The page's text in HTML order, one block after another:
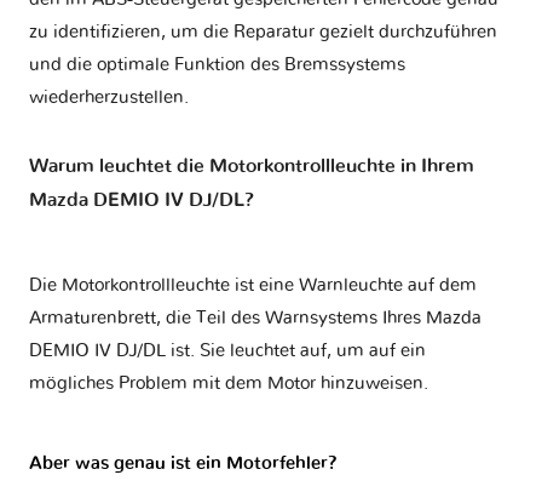
zu identifizieren, um die Reparatur gezielt durchzuführen
und die optimale Funktion des Bremssystems
wiederherzustellen.
Warum leuchtet die Motorkontrollleuchte in Ihrem
Mazda DEMIO IV DJ/DL?
Die Motorkontrollleuchte ist eine Warnleuchte auf dem
Armaturenbrett, die Teil des Warnsystems Ihres Mazda
DEMIO IV DJ/DL ist. Sie leuchtet auf, um auf ein
mögliches Problem mit dem Motor hinzuweisen.
Aber was genau ist ein Motorfehler?